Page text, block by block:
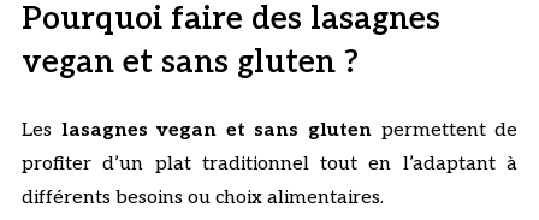
Pourquoi faire des lasagnes
vegan et sans gluten ?
Les lasagnes vegan et sans glutenpermettent de
profiter d’un plat traditionnel tout en l’adaptant à
différents besoins ou choix alimentaires.